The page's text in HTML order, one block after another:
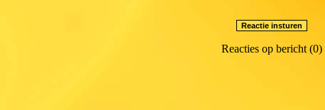
Reacties op bericht (0)